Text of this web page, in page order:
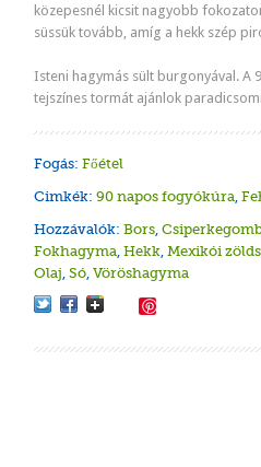
közepesnél kicsit nagyobb
süssük tovább, amíg a hekk szép
Isteni hagymás sült burgonyával. A
tejszínes tormát ajánlok
Fogás: Főétel
Cimkék: 90 napos fogyókúra,
Hozzávalók: Bors,
Fokhagyma, Hekk, Mexikói
Olaj, Só, Vöröshagyma